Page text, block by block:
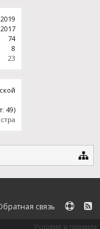
74
8
23
49)
связь
Условия и правила